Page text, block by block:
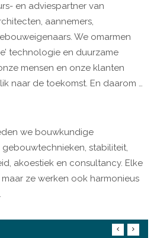
en adviespartner van
aannemers,
We omarmen
technologie en duurzame
mensen en onze klanten
naar de toekomst. En daarom …
we bouwkundige
stabiliteit,
akoestiek en consultancy. Elke
ze werken ook harmonieus